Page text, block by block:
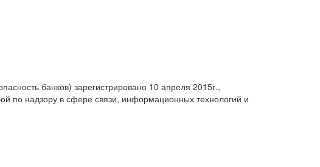
банков) зарегистрировано 10 апреля 2015г.,
по надзору в сфере связи, информационных технологий и